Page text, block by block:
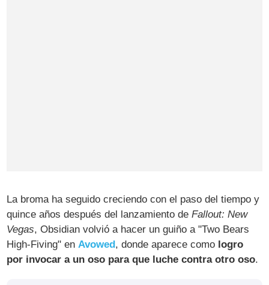
La broma ha seguido creciendo con el paso del tiempo y
quince años después del lanzamiento deFallout: New
Vegas, Obsidian volvió a hacer un guiño a "Two Bears
High-Fiving" en Avowed, donde aparece como logro
por invocar a un oso para que luche contra otro oso.